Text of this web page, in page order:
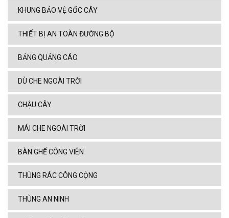
KHUNG BẢO VỆ GỐC CÂY
THIẾT BỊ AN TOÀN ĐƯỜNG BỘ
BẢNG QUẢNG CÁO
DÙ CHE NGOÀI TRỜI
CHẬU CÂY
MÁI CHE NGOÀI TRỜI
BÀN GHẾ CÔNG VIÊN
THÙNG RÁC CÔNG CỘNG
THÙNG AN NINH